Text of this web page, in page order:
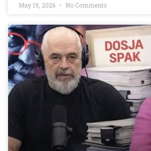
May 19, 2026 No Comments